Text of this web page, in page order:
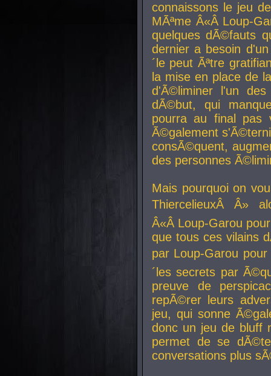
connaissons le jeu
MÃªme Â«Â Loup-
quelques dÃ©fauts
dernier a besoin
´le peut Ãªtre
la mise en place de
d'Ã©liminer l'un
dÃ©but, qui
pourra au final pas
Ã©galement
consÃ©quent,
des personnes
Mais pourquoi on
ThiercelieuxÂ Â»
Â«Â Loup-Garou
que tous ces vilains
par Loup-Garou
´les secrets par
preuve de
repÃ©rer leurs
jeu, qui sonne
donc un jeu de bluff
permet de se
conversations plus